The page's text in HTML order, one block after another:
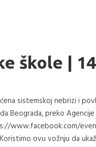
škole |
sistemskoj nebrizi i
Beograda, preko
www.facebook.com/
ovu vožnju da